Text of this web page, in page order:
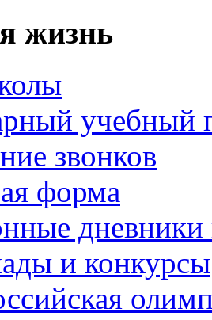
жизнь
учебный
звонков
форма
и конкурсы